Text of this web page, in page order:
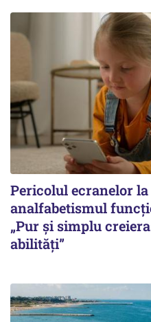
Pericolul ecranelor
analfabetismul
„Pur și simplu
abilități”